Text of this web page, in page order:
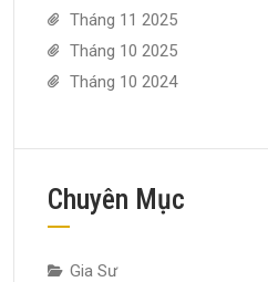
Tháng 11 2025
Tháng 10 2025
Tháng 10 2024
Chuyên Mục
Gia Sư